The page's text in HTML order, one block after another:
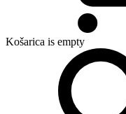
Košarica is empty